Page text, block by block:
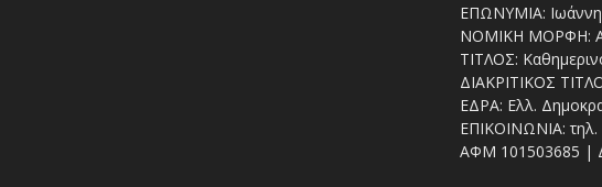
ΕΠΩΝΥΜΙΑ:
ΝΟΜΙΚΗ ΜΟΡΦΗ:
ΤΙΤΛΟΣ:
ΔΙΑΚΡΙΤΙΚΟΣ
ΕΔΡΑ: Ελλ.
ΕΠΙΚΟΙΝΩΝΙΑ:
ΑΦΜ 101503685 |